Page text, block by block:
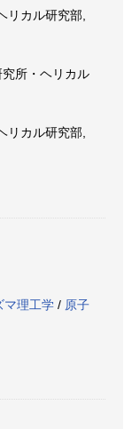
リカル研究部,
所・ヘリカル
リカル研究部,
マ理工学 / 原子